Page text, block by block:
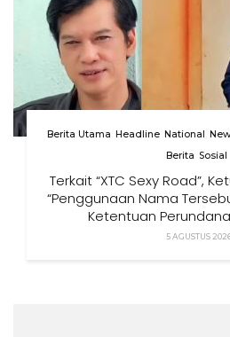
Berita Utama Headline National
Berita Sosial
Terkait “XTC Sexy Road”,
“Penggunaan Nama
Ketentuan
5 AGUSTUS